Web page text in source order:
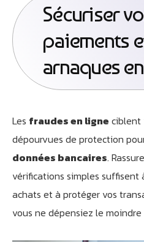
Sécuriser
paiements
arnaques
Les fraudes en ligne ciblent
dépourvues de protection
données bancaires.
vérifications simples suffisent
achats et à protéger vos
vous ne dépensiez le moindre